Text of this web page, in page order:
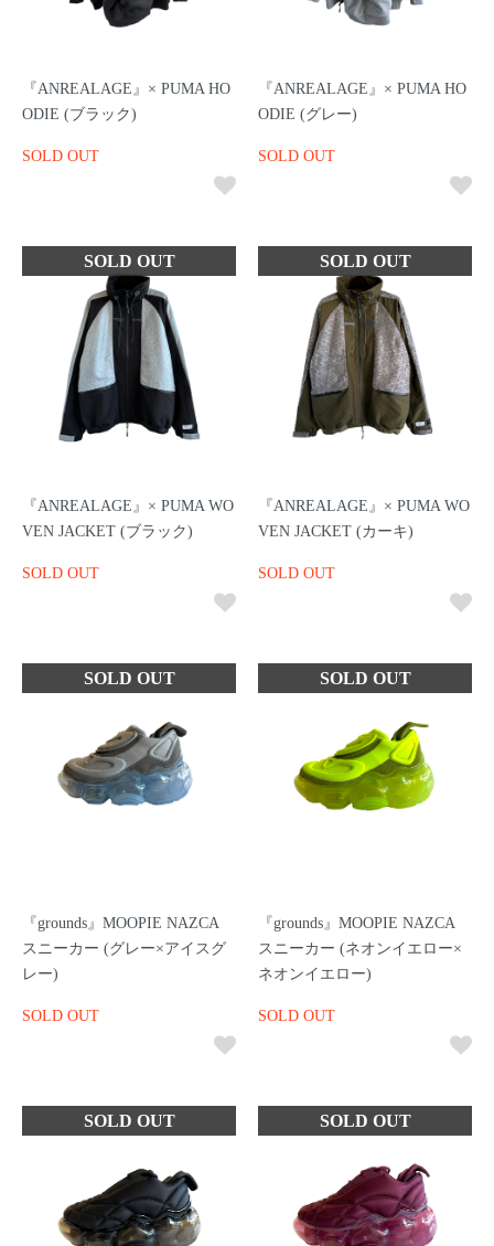
『ANREALAGE』× PUMA HO
ODIE (ブラック)
SOLD OUT
『ANREALAGE』× PUMA HO
ODIE (グレー)
SOLD OUT
『ANREALAGE』× PUMA WO
VEN JACKET (ブラック)
SOLD OUT
『ANREALAGE』× PUMA WO
VEN JACKET (カーキ)
SOLD OUT
『grounds』MOOPIE NAZCA
スニーカー (グレー×アイスグ
レー)
SOLD OUT
『grounds』MOOPIE NAZCA
スニーカー (ネオンイエロー×
ネオンイエロー)
SOLD OUT